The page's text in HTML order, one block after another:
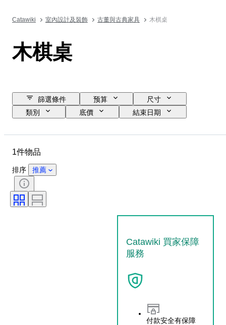
Catawiki 室內設計及裝飾 古董與古典家具 木棋桌
木棋桌
篩選條件 预算
尺寸
類別
底價
結束日期
顏色
1件物品
排序 推薦
Catawiki 買家保障
服務
付款安全有保障